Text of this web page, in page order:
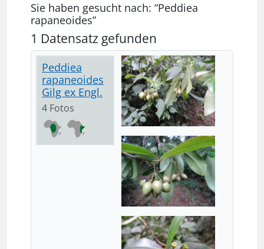
Sie haben gesucht nach: “Peddiea
rapaneoides”
1 Datensatz gefunden
Peddiea
rapaneoides
Gilg ex Engl.
4 Fotos